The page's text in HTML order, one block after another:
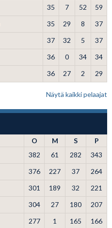
35 7 52
59
35 29 8
37
37 32 5
37
36 0 34
34
36 27 2 29
Näytä kaikki pelaajat
O M S
P
382 61 282
343
376 227 37
264
301 189 32
221
304 27 180
207
277 1 165 166